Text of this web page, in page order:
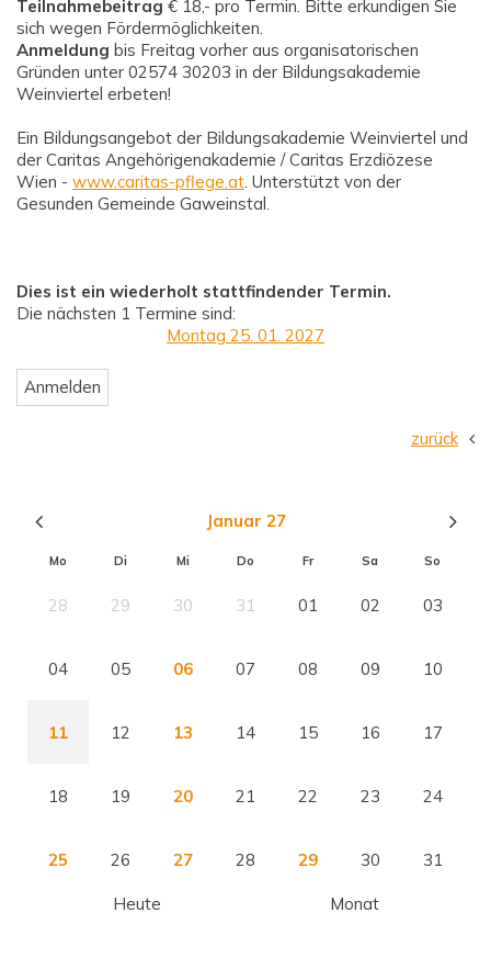
Teilnahmebeitrag € 18,- pro Termin. Bitte erkundigen Sie
sich wegen Fördermöglichkeiten.
Anmeldung bis Freitag vorher aus organisatorischen
Gründen unter 02574 30203 in der Bildungsakademie
Weinviertel erbeten!
Ein Bildungsangebot der Bildungsakademie Weinviertel und
der Caritas Angehörigenakademie / Caritas Erzdiözese
Wien - www.caritas-pflege.at. Unterstützt von der
Gesunden Gemeinde Gaweinstal.
Dies ist ein wiederholt stattfindender Termin.
Die nächsten 1 Termine sind:
Montag 25. 01. 2027
zurück
Januar 27
Mo Di Mi Do Fr Sa So
28 29 30 31 01 02 03
04 05 06 07 08 09 10
11 12 13 14 15 16 17
18 19 20 21 22 23 24
25 26 27 28 29 30 31
Heute Monat